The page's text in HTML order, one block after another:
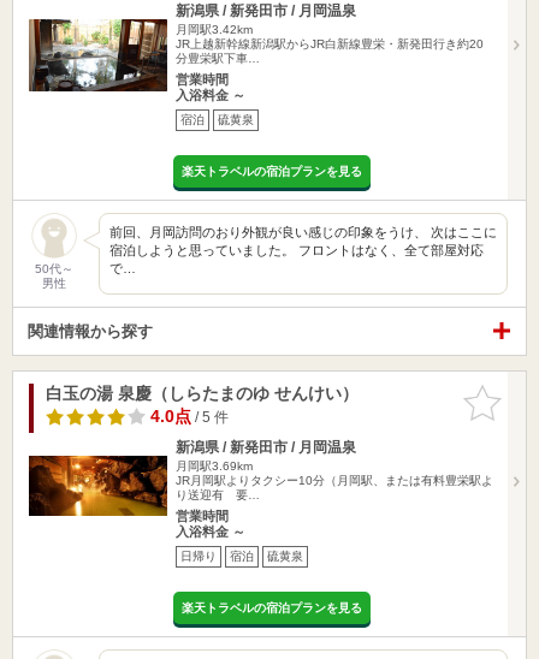
新潟県 / 新発田市 / 月岡温泉
月岡駅3.42km
JR上越新幹線新潟駅からJR白新線豊栄・新発田行き約20
分豊栄駅下車…
営業時間
入浴料金 ～
宿泊 硫黄泉
楽天トラベルの宿泊プランを見る
50代～
男性
前回、月岡訪問のおり外観が良い感じの印象をうけ、 次はここに
宿泊しようと思っていました。 フロントはなく、全て部屋対応
で…
関連情報から探す
お気に入
りに追加
白玉の湯 泉慶（しらたまのゆ せんけい）
4.0点/ 5 件
新潟県 / 新発田市 / 月岡温泉
月岡駅3.69km
JR月岡駅よりタクシー10分（月岡駅、または有料豊栄駅よ
り送迎有 要…
営業時間
入浴料金 ～
日帰り 宿泊 硫黄泉
楽天トラベルの宿泊プランを見る